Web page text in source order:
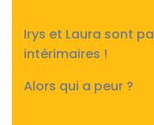
Irys et Laura sont
intérimaires !
Alors qui a peur ?